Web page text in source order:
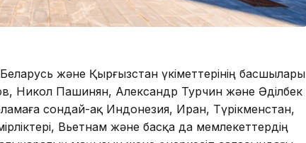
және Қырғызстан үкіметтерінің басшылары
Никол Пашинян, Александр Турчин және Әдiлбек
сондай-ақ Индонезия, Иран, Түрікменстан,
Вьетнам және басқа да мемлекеттердің